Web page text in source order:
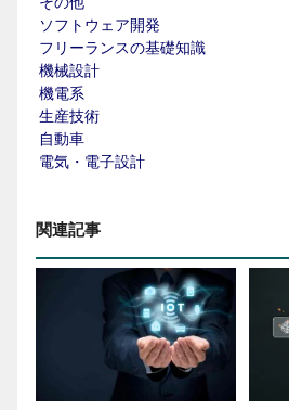
ソフトウェア開発
フリーランスの基礎知識
機械設計
機電系
生産技術
自動車
電気・電子設計
関連記事